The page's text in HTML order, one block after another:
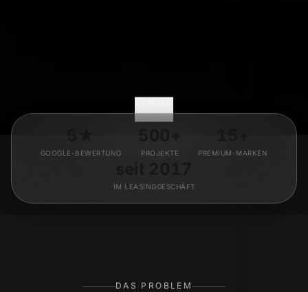
GOOGLE-BEWERTUNG PROJEKTE PREMIUM-MARKEN
IM LEASINGGESCHÄFT
DAS PROBLEM